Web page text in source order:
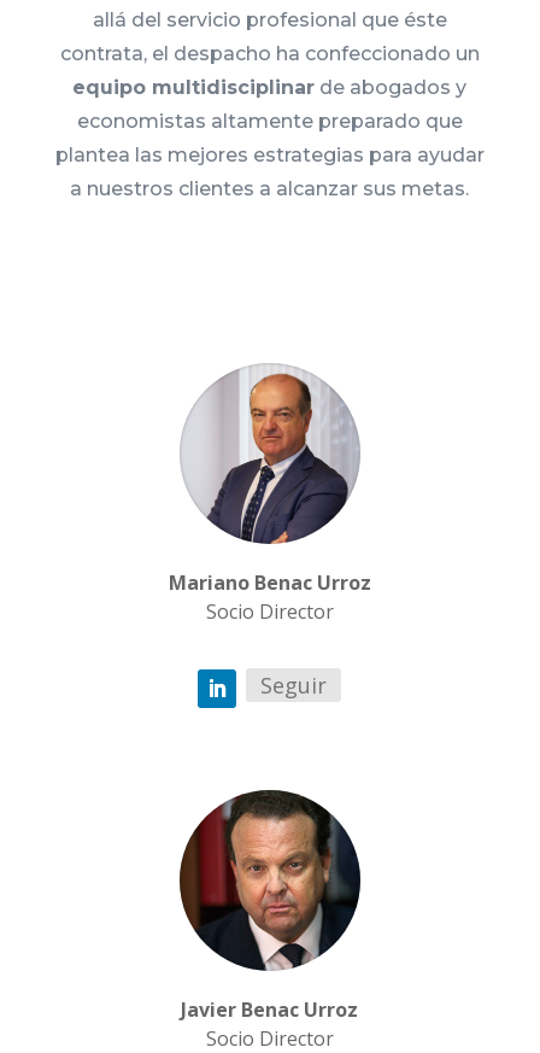
allá del servicio profesional que éste
contrata, el despacho ha confeccionado un
equipo multidisciplinar de abogados y
economistas altamente preparado que
plantea las mejores estrategias para ayudar
a nuestros clientes a alcanzar sus metas.
Mariano Benac Urroz
Socio Director
Seguir
Javier Benac Urroz
Socio Director